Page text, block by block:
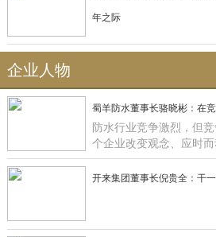
年之际
企业人物
蜀羊防水董事长骆晓彬：在竞
防水行业竞争激烈，但
个企业改变观念、应时
场获得一席之地，正如
行！
开来集团董事长倪贵全：干